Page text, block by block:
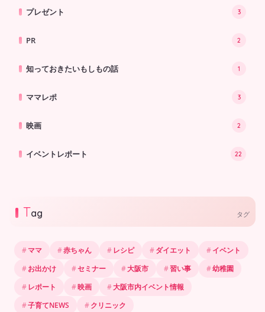
プレゼント 3
PR 2
知っておきたいもしもの話 1
ママレポ 3
映画 2
イベントレポート 22
Tag タグ
ママ 赤ちゃん レシピ ダイエット
イベント
お出かけ
セミナー 大阪市 習い事
幼稚園
レポート
映画
大阪市内イベント情報
子育てNEWS
クリニック